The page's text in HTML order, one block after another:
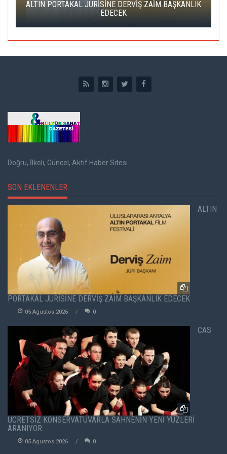
ALTIN PORTAKAL JÜRİSİNE DERVİŞ ZAİM BAŞKANLIK
EDECEK
Doğru, İlkeli, Güncel, Aktif Haber Sitesi
SON EKLENENLER
ALTIN
PORTAKAL JÜRİSİNE DERVİŞ ZAİM BAŞKANLIK EDECEK
05 Agustos 2026 0
CAS
ÜCRETSİZ KONSERVATUVARLA SAHNENİN YENİ YÜZLERİ
ARANIYOR
05 Agustos 2026 0